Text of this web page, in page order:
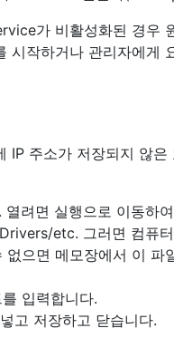
가 비활성화된 경우
시작하거나 관리자에게
주소가 저장되지 않
려면 실행으로 이동하
etc. 그러면 컴퓨
으면 메모장에서 이 파
입력합니다.
고 저장하고 닫습니다.